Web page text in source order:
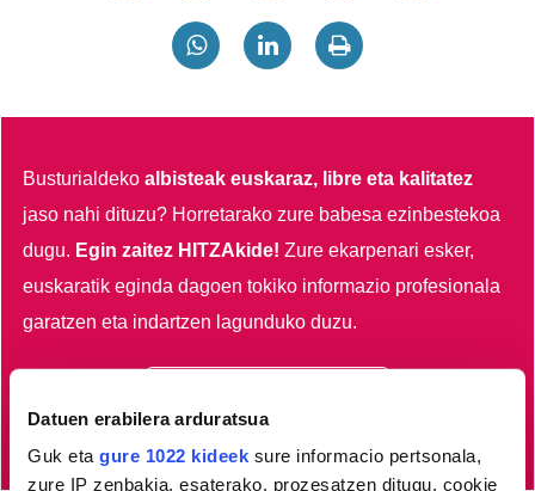
Datuen erabilera arduratsua
Guk eta gure 1022 kideek sure informacio pertsonala,
zure IP zenbakia, esaterako, prozesatzen ditugu, cookie
Busturialdekoalbisteak euskaraz, libre eta kalitatez
jaso nahi dituzu? Horretarako zure babesa ezinbestekoa
dugu. Egin zaitez HITZAkide!Zure ekarpenari esker,
euskaratik eginda dagoen tokiko informazio profesionala
garatzen eta indartzen lagunduko duzu.